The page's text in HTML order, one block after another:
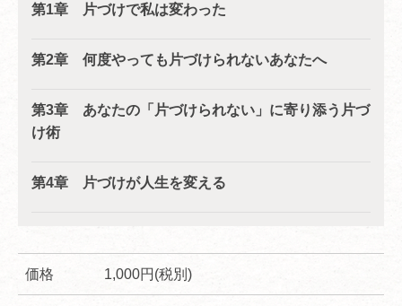
第1章 片づけで私は変わった
第2章 何度やっても片づけられないあなたへ
第3章 あなたの「片づけられない」に寄り添う片づ
け術
第4章 片づけが人生を変える
価格 1,000円(税別)